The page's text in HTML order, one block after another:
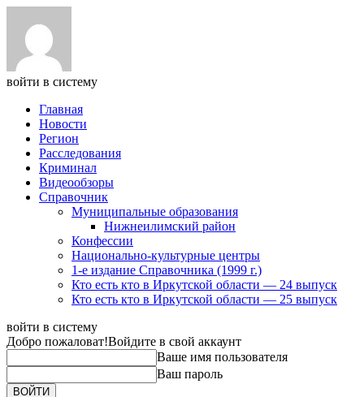
войти в систему
Главная
Новости
Регион
Расследования
Криминал
Видеообзоры
Справочник
Муниципальные образования
Нижнеилимский район
Конфессии
Национально-культурные центры
1-е издание Справочника (1999 г.)
Кто есть кто в Иркутской области — 24 выпуск
Кто есть кто в Иркутской области — 25 выпуск
войти в систему
Добро пожаловат!Войдите в свой аккаунт
Ваше имя пользователя
Ваш пароль